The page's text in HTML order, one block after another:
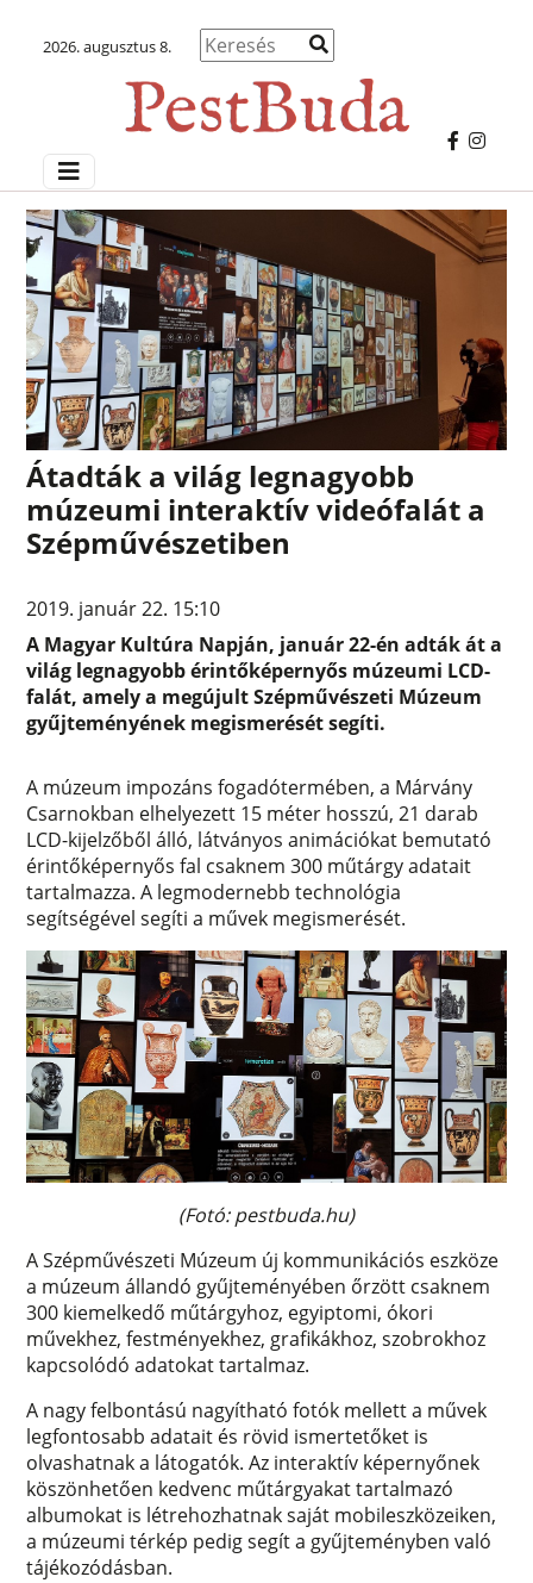
2026. augusztus 8.
Átadták a világ legnagyobb
múzeumi interaktív videófalát a
Szépművészetiben
2019. január 22. 15:10
A Magyar Kultúra Napján, január 22-én adták át a
világ legnagyobb érintőképernyős múzeumi LCD-
falát, amely a megújult Szépművészeti Múzeum
gyűjteményének megismerését segíti.
A múzeum impozáns fogadótermében, a Márvány
Csarnokban elhelyezett 15 méter hosszú, 21 darab
LCD-kijelzőből álló, látványos animációkat bemutató
érintőképernyős fal csaknem 300 műtárgy adatait
tartalmazza. A legmodernebb technológia
segítségével segíti a művek megismerését.
(Fotó: pestbuda.hu)
A Szépművészeti Múzeum új kommunikációs eszköze
a múzeum állandó gyűjteményében őrzött csaknem
300 kiemelkedő műtárgyhoz, egyiptomi, ókori
művekhez, festményekhez, grafikákhoz, szobrokhoz
kapcsolódó adatokat tartalmaz.
A nagy felbontású nagyítható fotók mellett a művek
legfontosabb adatait és rövid ismertetőket is
olvashatnak a látogatók. Az interaktív képernyőnek
köszönhetően kedvenc műtárgyakat tartalmazó
albumokat is létrehozhatnak saját mobileszközeiken,
a múzeumi térkép pedig segít a gyűjteményben való
tájékozódásban.